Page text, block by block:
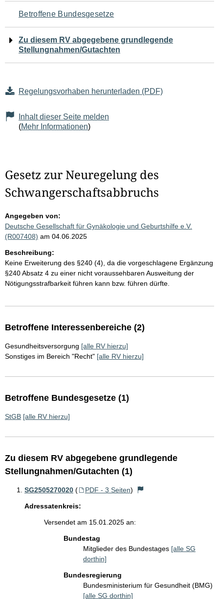
Seiteninhalt
Betroffene Bundesgesetze
Zu diesem RV abgegebene grundlegende
Stellungnahmen/Gutachten
Regelungsvorhaben herunterladen (PDF)
Inhalt dieser Seite melden
(Mehr Informationen)
Gesetz zur Neuregelung des
Schwangerschaftsabbruchs
Angegeben von:
Deutsche Gesellschaft für Gynäkologie und Geburtshilfe e.V.
(R007408) am 04.06.2025
Beschreibung:
Keine Erweiterung des §240 (4), da die vorgeschlagene Ergänzung
§240 Absatz 4 zu einer nicht voraussehbaren Ausweitung der
Nötigungsstrafbarkeit führen kann bzw. führen dürfte.
Betroffene Interessenbereiche (2)
Gesundheitsversorgung [alle RV hierzu]
Sonstiges im Bereich "Recht" [alle RV hierzu]
Betroffene Bundesgesetze (1)
StGB [alle RV hierzu]
Zu diesem RV abgegebene grundlegende
Stellungnahmen/Gutachten (1)
SG2505270020 ( PDF - 3 Seiten)
Adressatenkreis:
Versendet am 15.01.2025 an:
Bundestag
Mitglieder des Bundestages [alle SG
dorthin]
Bundesregierung
Bundesministerium für Gesundheit (BMG)
[alle SG dorthin]